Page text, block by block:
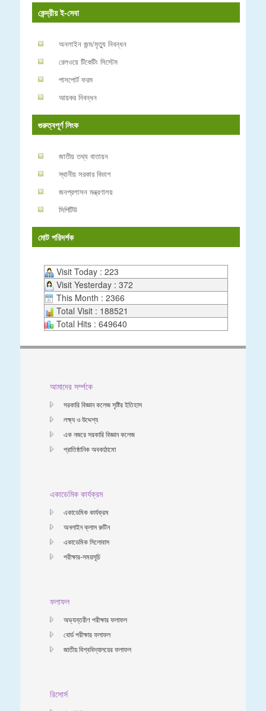
কেন্দ্রীয় ই-সেবা
অনলাইন জন্ম/মৃত্যু নিবন্ধন
রেলওয়ে টিকেটিং সিস্টেম
পাসপোর্ট ফরম
আয়কর নিবন্ধন
গুরুত্বপূর্ণ লিংক
জাতীয় তথ্য বাতায়ন
স্থানীয় সরকার বিভাগ
জনপ্রশাসন মন্ত্রণালয়
সিপিটিউ
মোট পরিদর্শক
Visit Today : 223
Visit Yesterday : 372
This Month : 2366
Total Visit : 188521
Total Hits : 649640
আমাদের সর্ম্পকে
সরকারি বিজ্ঞান কলেজ সৃষ্টির ইতিহাস
লক্ষ্য ও উদ্দেশ্য
এক নজরে সরকারি বিজ্ঞান কলেজ
প্রাতিষ্ঠানিক অবকাঠামো
একাডেমিক কার্যক্রম
একাডেমিক কার্যক্রম
অনলাইন ক্লাস রুটিন
একাডেমিক সিলোবাস
পরীক্ষার-সময়সূচি
ফলাফল
অভ্যন্তরীণ পরীক্ষার ফলাফল
বোর্ড পরীক্ষার ফলাফল
জাতীয় বিশ্ববিদ্যালয়ের ফলাফল
রিসোর্স